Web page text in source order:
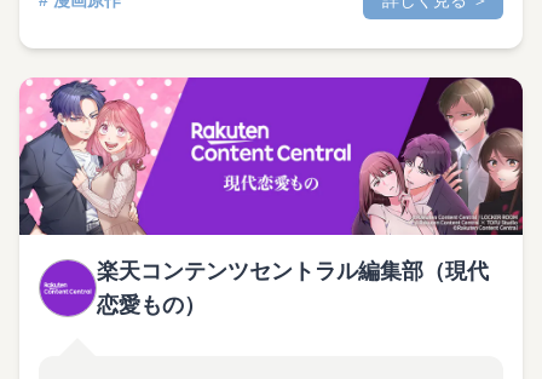
楽天コンテンツセントラル編集部（現代
恋愛もの）